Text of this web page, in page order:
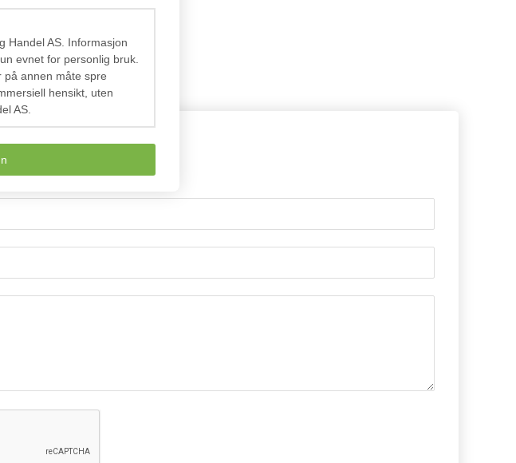
varslingen er feil?
Handel AS. Informasjon
evnet for personlig bruk.
på annen måte spre
hensikt, uten
AS.